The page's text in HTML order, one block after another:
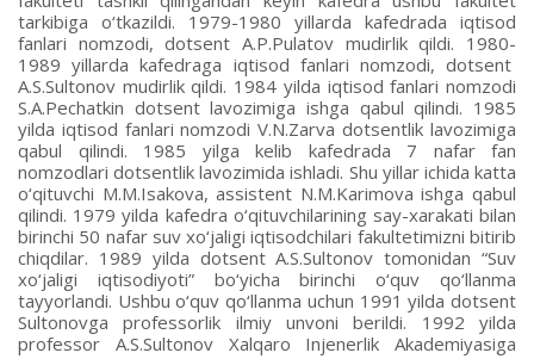
tarkibiga o‘tkazildi. 1979-1980 yillarda kafedrada iqtisod
fanlari nomzodi, dotsent A.P.Pulatov mudirlik qildi. 1980-
1989 yillarda kafedraga iqtisod fanlari nomzodi, dotsent
A.S.Sultonov mudirlik qildi. 1984 yilda iqtisod fanlari nomzodi
S.A.Pechatkin dotsent lavozimiga ishga qabul qilindi. 1985
yilda iqtisod fanlari nomzodi V.N.Zarva dotsentlik lavozimiga
qabul qilindi. 1985 yilga kelib kafedrada 7 nafar fan
nomzodlari dotsentlik lavozimida ishladi. Shu yillar ichida katta
o‘qituvchi M.M.Isakova, assistent N.M.Karimova ishga qabul
qilindi. 1979 yilda kafedra o‘qituvchilarining say-xarakati bilan
birinchi 50 nafar suv xo‘jaligi iqtisodchilari fakultetimizni bitirib
chiqdilar. 1989 yilda dotsent A.S.Sultonov tomonidan “Suv
xo‘jaligi iqtisodiyoti” bo‘yicha birinchi o‘quv qo‘llanma
tayyorlandi. Ushbu o‘quv qo‘llanma uchun 1991 yilda dotsent
Sultonovga professorlik ilmiy unvoni berildi. 1992 yilda
professor A.S.Sultonov Xalqaro Injenerlik Akademiyasiga